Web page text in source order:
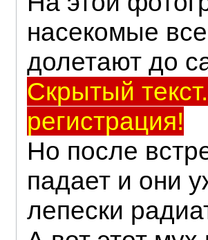
насекомые
долетают до
Скрытый
регистрация!
Но после
падает и они
лепески